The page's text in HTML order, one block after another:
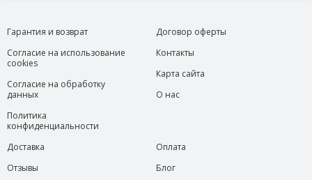
Гарантия и возврат
Согласие на использование
cookies
Согласие на обработку
данных
Политика
конфиденциальности
Договор оферты
Контакты
Карта сайта
О нас
Доставка
Отзывы
Оплата
Блог